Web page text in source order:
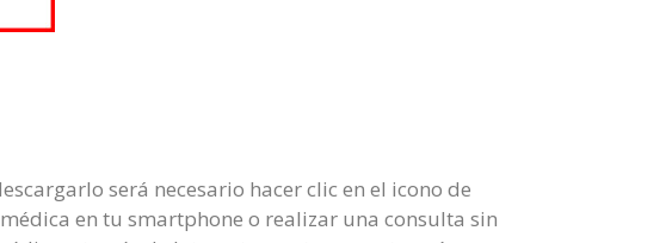
será necesario hacer clic en el icono de
en tu smartphone o realizar una consulta sin